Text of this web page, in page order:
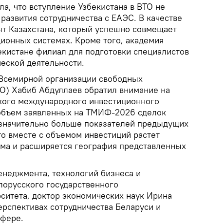
что вступление Узбекистана в ВТО не
сотрудничества с ЕАЭС. В качестве
Казахстана, который успешно совмещает
системах. Кроме того, академия
филиал для подготовки специалистов
деятельности.
организации свободных
Хабиб Абдуллаев обратил внимание на
международного инвестиционного
заявленных на ТМИФ-2026 сделок
больше показателей предыдущих
вместе с объемом инвестиций растет
и расширяется география представленных
технологий бизнеса и
государственного
доктор экономических наук Ирина
сотрудничества Беларуси и